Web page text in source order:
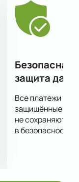
Безопасная
защита
Все платежи
защищённые
не сохраняются
в безопасности.